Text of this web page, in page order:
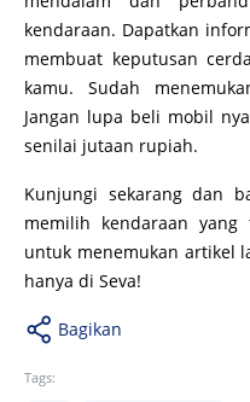
kendaraan. Dapatkan
membuat keputusan
kamu. Sudah
Jangan lupa beli mobil
senilai jutaan rupiah.
Kunjungi sekarang dan
memilih kendaraan
untuk menemukan artikel
hanya di Seva!
Bagikan
Tags: